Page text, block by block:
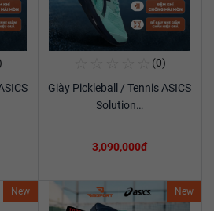
(0)
Giày Pickleball / Tennis ASICS
Solution…
3,090,000đ
New New